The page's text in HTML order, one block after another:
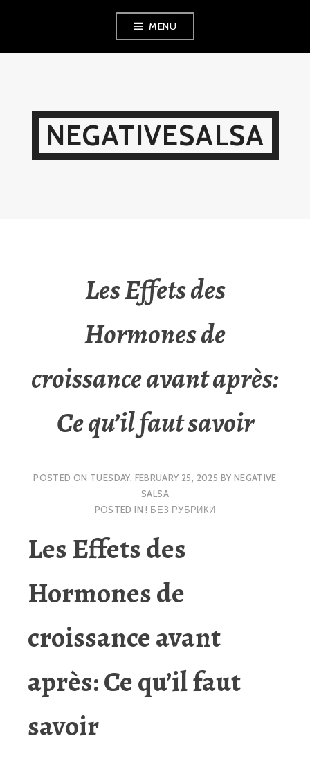
MENU
NEGATIVESALSA
Les Effets des
Hormones de
croissance avant après:
Ce qu’il faut savoir
POSTED ON TUESDAY, FEBRUARY 25, 2025 BY NEGATIVE
SALSA
POSTED IN! БЕЗ РУБРИКИ
Les Effets des
Hormones de
croissance avant
après: Ce qu’il faut
savoir